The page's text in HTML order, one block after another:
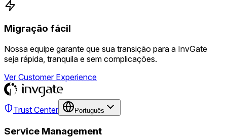
Migração fácil
Nossa equipe garante que sua transição para a InvGate
seja rápida, tranquila e sem complicações.
Ver Customer Experience
Trust Center Português
Service Management